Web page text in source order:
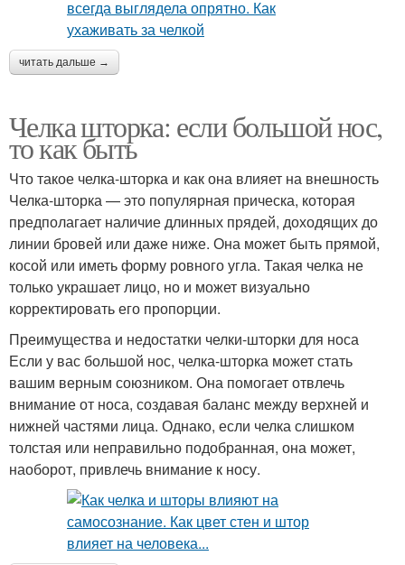
читать дальше →
Челка шторка: если большой нос,
то как быть
Что такое челка-шторка и как она влияет на внешность
Челка-шторка — это популярная прическа, которая
предполагает наличие длинных прядей, доходящих до
линии бровей или даже ниже. Она может быть прямой,
косой или иметь форму ровного угла. Такая челка не
только украшает лицо, но и может визуально
корректировать его пропорции.
Преимущества и недостатки челки-шторки для носа
Если у вас большой нос, челка-шторка может стать
вашим верным союзником. Она помогает отвлечь
внимание от носа, создавая баланс между верхней и
нижней частями лица. Однако, если челка слишком
толстая или неправильно подобранная, она может,
наоборот, привлечь внимание к носу.